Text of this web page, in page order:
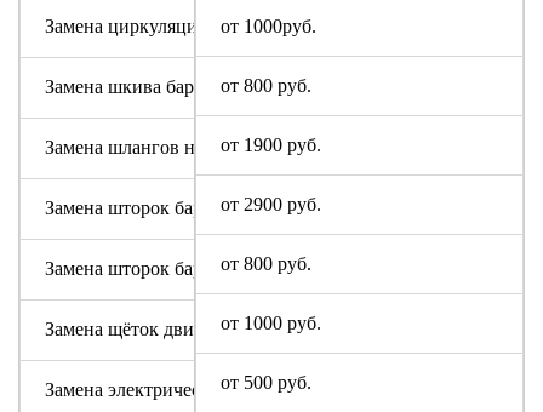
от 1000руб.
от 800 руб.
от 1900 руб.
от 2900 руб.
от 800 руб.
от 1000 руб.
от 500 руб.
Замена циркуляционного насоса I-Star
Замена шкива барабана
Замена шлангов налива и слива воды
Замена шторок барабана (для машин с вертикальной
Замена шторок барабана с разбором бака (для машин с
Замена щёток двигателя
Замена электрического модуля на новый